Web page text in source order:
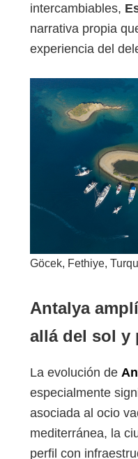
intercambiables,
narrativa propia
experiencia del
Göcek, Fethiye,
Antalya
allá del sol y
La evolución de
especialmente
asociada al ocio
mediterránea, la
perfil con